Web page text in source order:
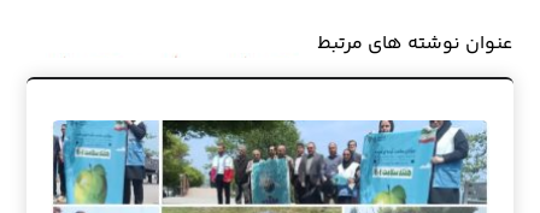
عنوان ‫نوشته های مرتبط